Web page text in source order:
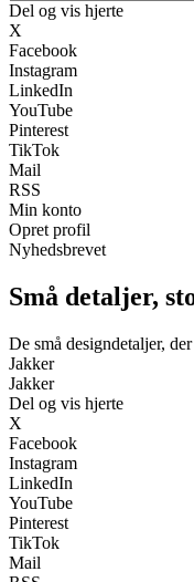
Del og vis hjerte
X
Facebook
Instagram
LinkedIn
YouTube
Pinterest
TikTok
Mail
RSS
Min konto
Opret profil
Nyhedsbrevet
Små detaljer,
De små designdetaljer,
Jakker
Jakker
Del og vis hjerte
X
Facebook
Instagram
LinkedIn
YouTube
Pinterest
TikTok
Mail